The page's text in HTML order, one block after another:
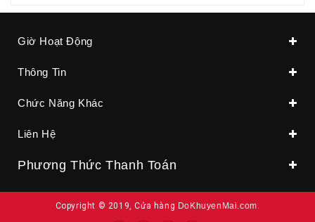
Giờ Hoạt Động
Thông Tin
Chức Năng Khác
Liên Hệ
Phương Thức Thanh Toán
Copyright © 2019, Cửa hàng DoKhuyenMai.com